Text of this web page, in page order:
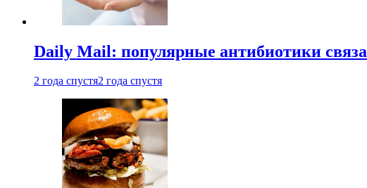
Daily Mail: популярные антибиотики
2 года спустя2 года спустя